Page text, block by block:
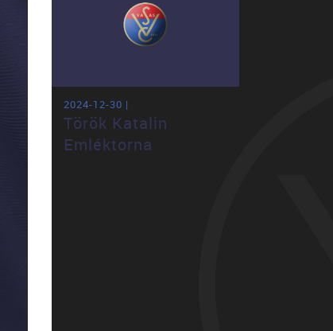
2024-12-30 |
Török Katalin
Emléktorna